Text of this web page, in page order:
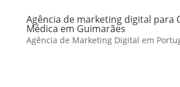
Agência de marketing digital para
Médica em Guimarães
Agência de Marketing Digital em